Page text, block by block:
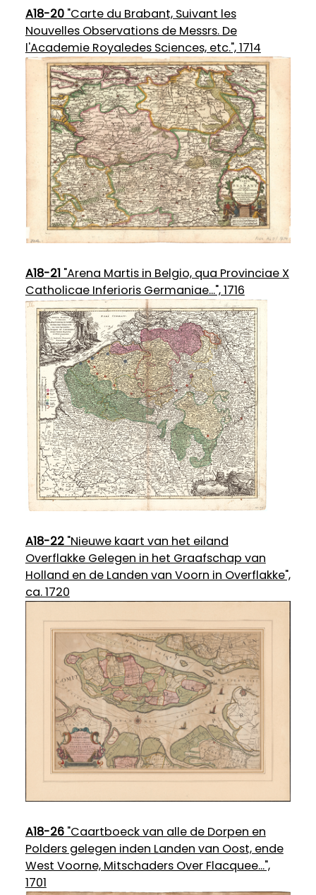
A18-20"Carte du Brabant, Suivant les
Nouvelles Observations de Messrs. De
l'Academie Royaledes Sciences, etc.", 1714
A18-21"Arena Martis in Belgio, qua Provinciae X
Catholicae Inferioris Germaniae...", 1716
A18-22"Nieuwe kaart van het eiland
Overflakke Gelegen in het Graafschap van
Holland en de Landen van Voorn in Overflakke",
ca. 1720
A18-26"Caartboeck van alle de Dorpen en
Polders gelegen inden Landen van Oost, ende
West Voorne, Mitschaders Over Flacquee...",
1701